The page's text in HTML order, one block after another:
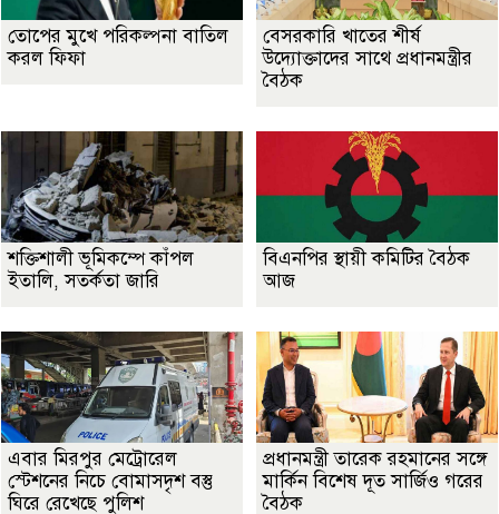
তোপের মুখে পরিকল্পনা বাতিল
করল ফিফা
বেসরকারি খাতের শীর্ষ
উদ্যোক্তাদের সাথে প্রধানমন্ত্রীর
বৈঠক
শক্তিশালী ভূমিকম্পে কাঁপল
ইতালি, সতর্কতা জারি
বিএনপির স্থায়ী কমিটির বৈঠক
আজ
এবার মিরপুর মেট্রোরেল
স্টেশনের নিচে বোমাসদৃশ বস্তু
ঘিরে রেখেছে পুলিশ
প্রধানমন্ত্রী তারেক রহমানের সঙ্গে
মার্কিন বিশেষ দূত সার্জিও গরের
বৈঠক